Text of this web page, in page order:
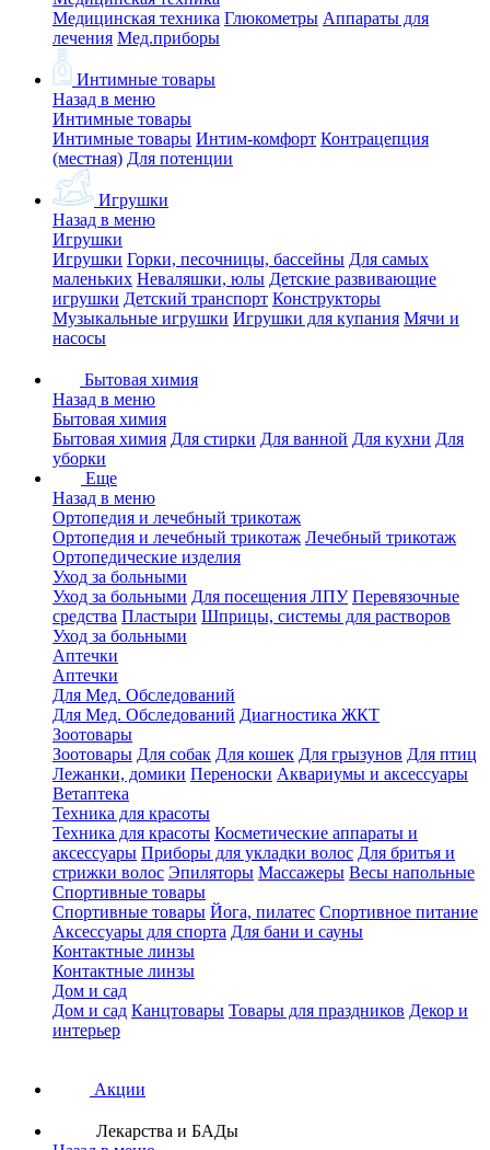
Медицинская техника Глюкометры Аппараты для
лечения Мед.приборы
Интимные товары
Назад в меню
Интимные товары
Интимные товары Интим-комфорт Контрацепция
(местная) Для потенции
Игрушки
Назад в меню
Игрушки
Игрушки Горки, песочницы, бассейны Для самых
маленьких Неваляшки, юлы Детские развивающие
игрушки Детский транспорт Конструкторы
Музыкальные игрушки Игрушки для купания Мячи и
насосы
Бытовая химия
Назад в меню
Бытовая химия
Бытовая химия Для стирки Для ванной Для кухни Для
уборки
Еще
Назад в меню
Ортопедия и лечебный трикотаж
Ортопедия и лечебный трикотаж Лечебный трикотаж
Ортопедические изделия
Уход за больными
Уход за больными Для посещения ЛПУ Перевязочные
средства Пластыри Шприцы, системы для растворов
Уход за больными
Аптечки
Аптечки
Для Мед. Обследований
Для Мед. Обследований Диагностика ЖКТ
Зоотовары
Зоотовары Для собак Для кошек Для грызунов Для птиц
Лежанки, домики Переноски Аквариумы и аксессуары
Ветаптека
Техника для красоты
Техника для красоты Косметические аппараты и
аксессуары Приборы для укладки волос Для бритья и
стрижки волос Эпиляторы Массажеры Весы напольные
Спортивные товары
Спортивные товары Йога, пилатес Спортивное питание
Аксессуары для спорта Для бани и сауны
Контактные линзы
Контактные линзы
Дом и сад
Дом и сад Канцтовары Товары для праздников Декор и
интерьер
Акции
Лекарства и БАДы